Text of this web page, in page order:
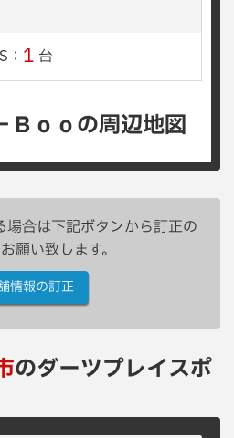
1 台
ｏｏの周辺地図
合は下記ボタンから訂正の
願い致します。
情報の訂正
のダーツプレイスポ